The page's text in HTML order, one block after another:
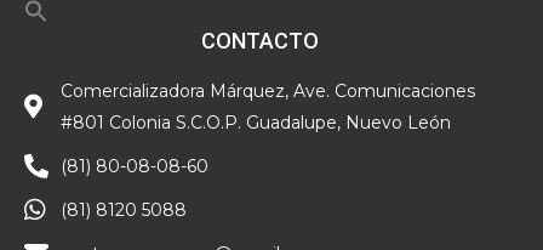
CONTACTO
Comercializadora Márquez, Ave. Comunicaciones
#801 Colonia S.C.O.P. Guadalupe, Nuevo León
(81) 80-08-08-60
(81) 8120 5088